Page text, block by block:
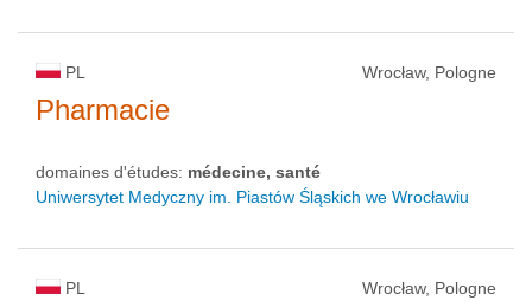
PL Wrocław, Pologne
Pharmacie
domaines d'études: médecine, santé
Uniwersytet Medyczny im. Piastów Śląskich we Wrocławiu
PL Wrocław, Pologne